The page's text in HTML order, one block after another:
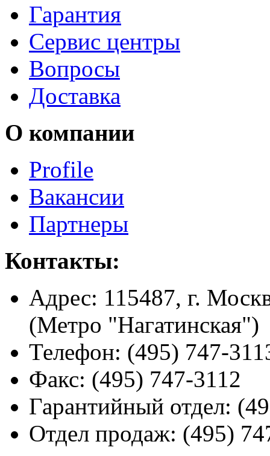
Гарантия
Сервис центры
Вопросы
Доставка
О компании
Profile
Вакансии
Партнеры
Контакты:
Адрес: 115487, г.
(Метро "Нагатинская")
Телефон: (495) 747-
Факс: (495) 747-3112
Гарантийный отдел:
Отдел продаж: (495)